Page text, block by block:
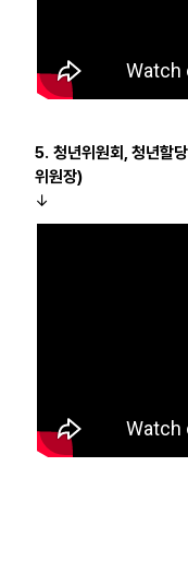
5. 청년위원회, 청년할
위원장)
↓